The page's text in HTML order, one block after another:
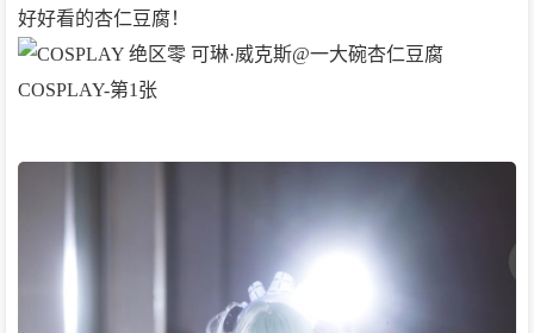
好好看的杏仁豆腐！